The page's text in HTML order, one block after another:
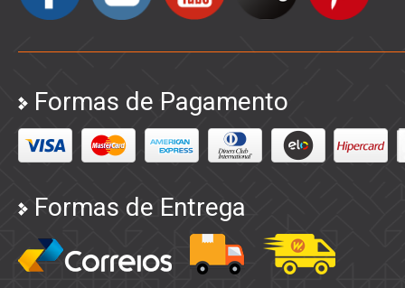
Formas de Pagamento
Formas de Entrega